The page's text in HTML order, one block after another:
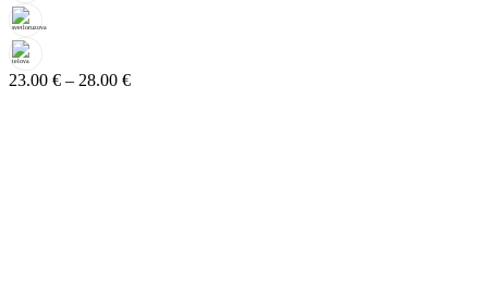
23.00 € – 28.00 €Price